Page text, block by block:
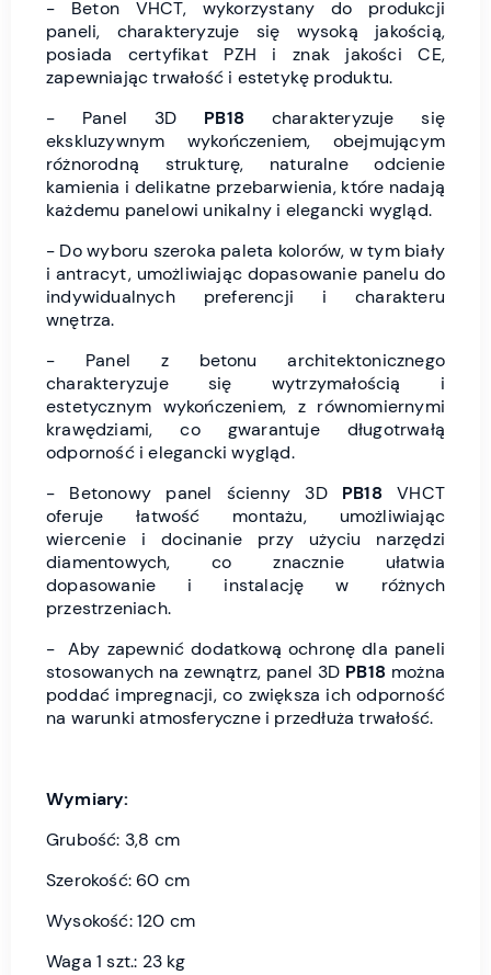
- Beton VHCT, wykorzystany do produkcji
paneli, charakteryzuje się wysoką jakością,
posiada certyfikat PZH i znak jakości CE,
zapewniając trwałość i estetykę produktu.
- Panel 3D PB18charakteryzuje się
ekskluzywnym wykończeniem, obejmującym
różnorodną strukturę, naturalne odcienie
kamienia i delikatne przebarwienia, które nadają
każdemu panelowi unikalny i elegancki wygląd.
- Do wyboru szeroka paleta kolorów, w tym biały
i antracyt, umożliwiając dopasowanie panelu do
indywidualnych preferencji i charakteru
wnętrza.
- Panel z betonu architektonicznego
charakteryzuje się wytrzymałością i
estetycznym wykończeniem, z równomiernymi
krawędziami, co gwarantuje długotrwałą
odporność i elegancki wygląd.
- Betonowy panel ścienny 3D PB18VHCT
oferuje łatwość montażu, umożliwiając
wiercenie i docinanie przy użyciu narzędzi
diamentowych, co znacznie ułatwia
dopasowanie i instalację w różnych
przestrzeniach.
- Aby zapewnić dodatkową ochronę dla paneli
stosowanych na zewnątrz, panel 3D PB18 można
poddać impregnacji, co zwiększa ich odporność
na warunki atmosferyczne i przedłuża trwałość.
Wymiary:
Grubość: 3,8 cm
Szerokość: 60 cm
Wysokość: 120 cm
Waga 1 szt.: 23 kg